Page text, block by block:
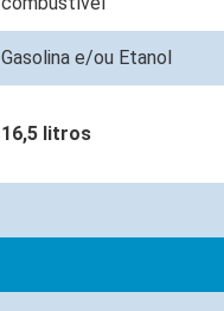
Gasolina e/ou Etanol
16,5 litros